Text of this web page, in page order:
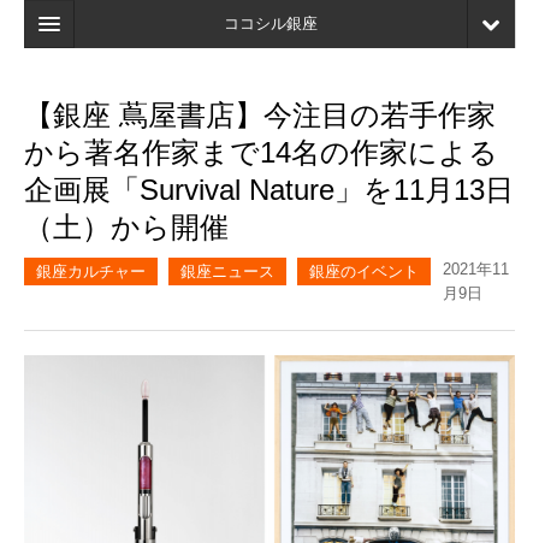
ココシル銀座
検索
店舗・施設最新情報
口コミ
マイページ
【銀座 蔦屋書店】今注目の若手作家
から著名作家まで14名の作家による
企画展「Survival Nature」を11月13日
（土）から開催
銀座カルチャー 銀座ニュース 銀座のイベント
2021年11
月9日